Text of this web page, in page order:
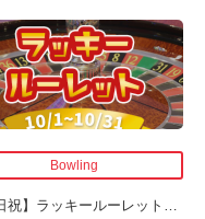
Bowling
祝】ラッキールーレット …